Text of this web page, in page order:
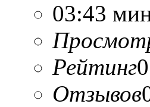
03:43
Рейтинг0
Отзывов